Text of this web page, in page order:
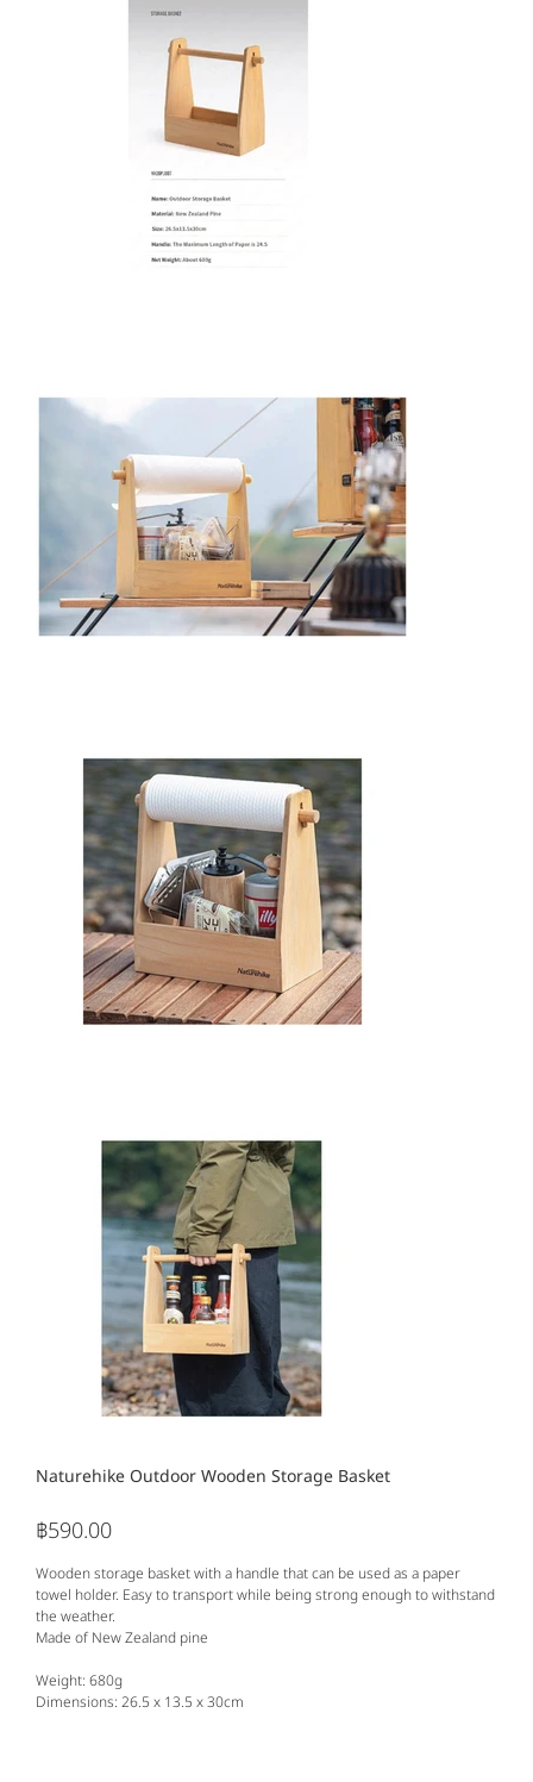
Naturehike Outdoor Wooden Storage Basket
ราคา
฿590.00
Wooden storage basket with a handle that can be used as a paper
towel holder. Easy to transport while being strong enough to withstand
the weather.
Made of New Zealand pine
Weight: 680g
Dimensions: 26.5 x 13.5 x 30cm